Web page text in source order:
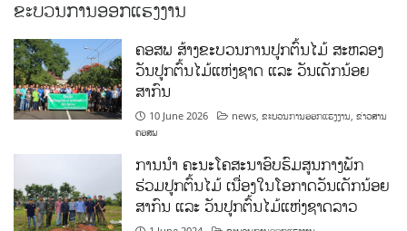
ຂະບວນການອອກແຮງງານ
ຄອສພ ສ້າງຂະບວນການປູກຕົ້ນໄມ້ ສະຫລອງ
ວັນປູກຕົ້ນໄມ້ແຫ່ງຊາດ ແລະ ວັນເດັກນ້ອຍ
ສາກົນ
10 June 2026 news ,ຂະບວນການອອກແຮງງານ ,ຂ່າວສານ
ຄອສພ
ການນໍາ ຄະນະໂຄສະນາອົບຮົມສູນກາງພັກ
ຮ່ວມປູກຕົ້ນໄມ້ ເນື່ອງໃນໂອກາດວັນເດັກນ້ອຍ
ສາກົນ ແລະ ວັນປູກຕົ້ນໄມ້ແຫ່ງຊາດລາວ